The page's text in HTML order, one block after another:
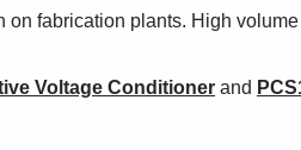
on fabrication plants. High
Voltage Conditioner and